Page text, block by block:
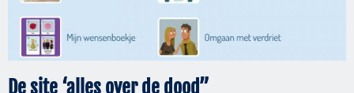
De site ‘alles over de dood”